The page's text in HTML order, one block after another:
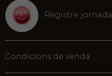
Registre jornada
Condicions de venda